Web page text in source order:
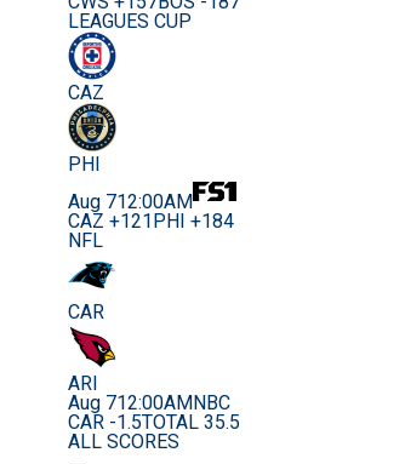
LEAGUES CUP
CAZ
PHI
Aug 712:00AM
CAZ +121 PHI +184
NFL
CAR
ARI
Aug 712:00AM NBC
CAR -1.5TOTAL 35.5
ALL SCORES